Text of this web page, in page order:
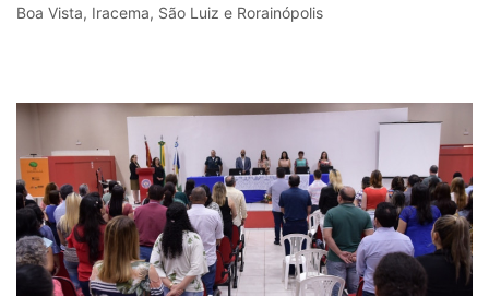
Boa Vista, Iracema, São Luiz e Rorainópolis